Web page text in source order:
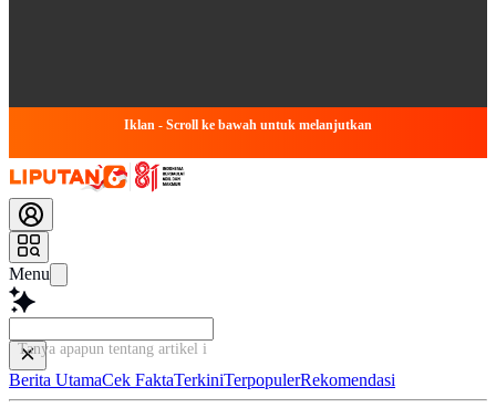
Iklan - Scroll ke bawah untuk melanjutkan
Menu
Tanya apapun tentang artikel ini...
Berita UtamaCek FaktaTerkiniTerpopulerRekomendasi